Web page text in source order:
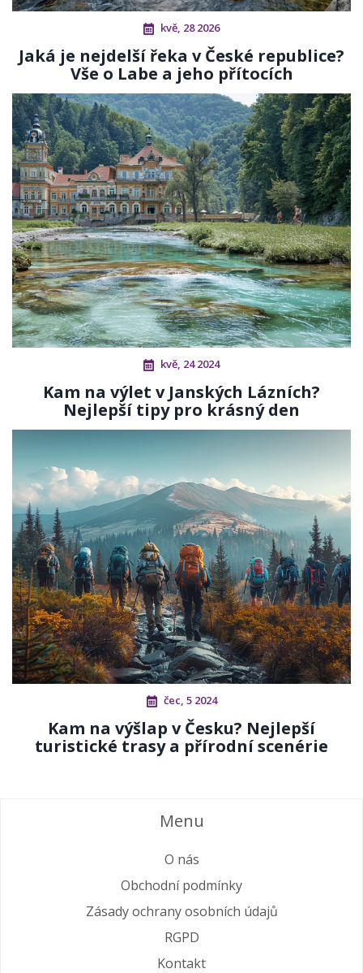
kvě, 28 2026
Jaká je nejdelší řeka v České republice?
Vše o Labe a jeho přítocích
kvě, 24 2024
Kam na výlet v Janských Lázních?
Nejlepší tipy pro krásný den
čec, 5 2024
Kam na výšlap v Česku? Nejlepší
turistické trasy a přírodní scenérie
Menu
O nás
Obchodní podmínky
Zásady ochrany osobních údajů
RGPD
Kontakt